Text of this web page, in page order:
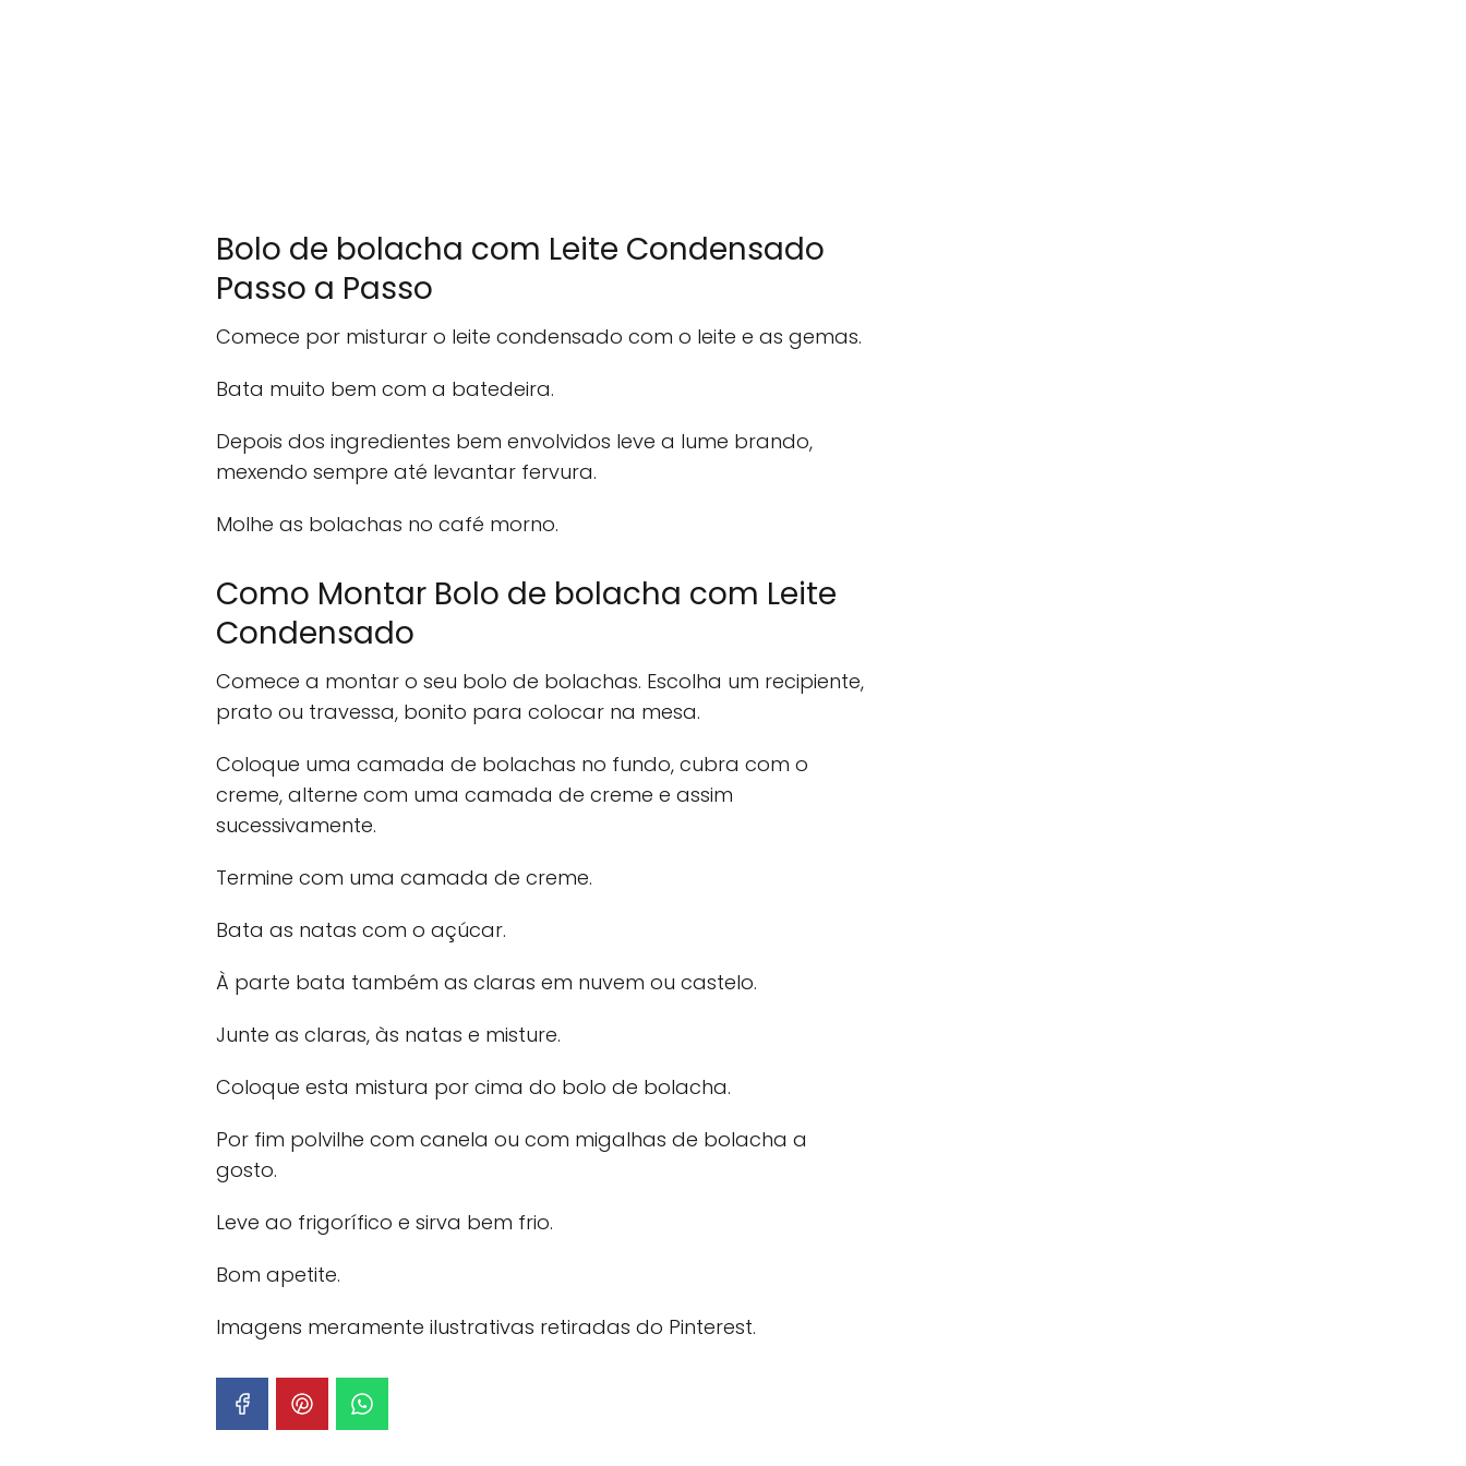
Bolo de bolacha com Leite Condensado
Passo a Passo
Comece por misturar o leite condensado com o leite e as gemas.
Bata muito bem com a batedeira.
Depois dos ingredientes bem envolvidos leve a lume brando,
mexendo sempre até levantar fervura.
Molhe as bolachas no café morno.
Como Montar Bolo de bolacha com Leite
Condensado
Comece a montar o seu bolo de bolachas. Escolha um recipiente,
prato ou travessa, bonito para colocar na mesa.
Coloque uma camada de bolachas no fundo, cubra com o
creme, alterne com uma camada de creme e assim
sucessivamente.
Termine com uma camada de creme.
Bata as natas com o açúcar.
À parte bata também as claras em nuvem ou castelo.
Junte as claras, às natas e misture.
Coloque esta mistura por cima do bolo de bolacha.
Por fim polvilhe com canela ou com migalhas de bolacha a
gosto.
Leve ao frigorífico e sirva bem frio.
Bom apetite.
Imagens meramente ilustrativas retiradas do Pinterest.